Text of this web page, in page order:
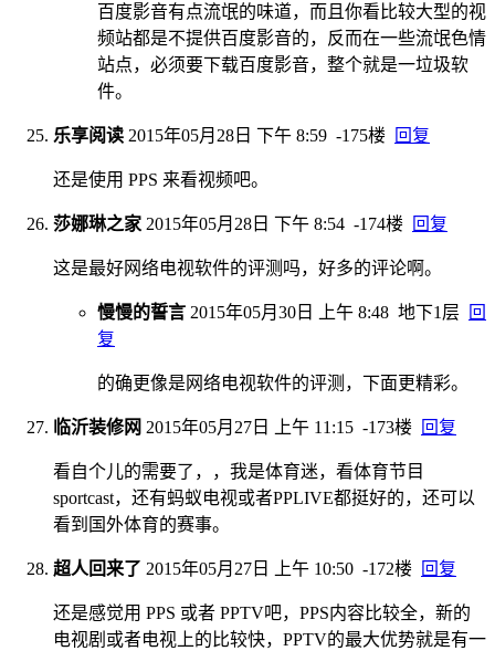
百度影音有点流氓的味道，而且你看比较大型的视
频站都是不提供百度影音的，反而在一些流氓色情
站点，必须要下载百度影音，整个就是一垃圾软
件。
乐享阅读 2015年05月28日 下午 8:59 -175楼 回复
还是使用 PPS 来看视频吧。
莎娜琳之家 2015年05月28日 下午 8:54 -174楼 回复
这是最好网络电视软件的评测吗，好多的评论啊。
慢慢的誓言 2015年05月30日 上午 8:48 地下1层
回
复
的确更像是网络电视软件的评测，下面更精彩。
临沂装修网 2015年05月27日 上午 11:15 -173楼 回复
看自个儿的需要了，，我是体育迷，看体育节目
sportcast，还有蚂蚁电视或者PPLIVE都挺好的，还可以
看到国外体育的赛事。
超人回来了 2015年05月27日 上午 10:50 -172楼 回复
还是感觉用 PPS 或者 PPTV吧，PPS内容比较全，新的
电视剧或者电视上的比较快，PPTV的最大优势就是有一